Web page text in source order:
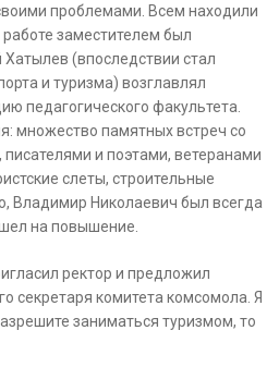
проблемами. Всем находили
заместителем был
(впоследствии стал
и туризма) возглавлял
педагогического факультета.
множество памятных встреч со
и поэтами, ветеранами
слеты, строительные
Владимир Николаевич был всегда
на повышение.
ректор и предложил
секретаря комитета комсомола. Я
заниматься туризмом, то